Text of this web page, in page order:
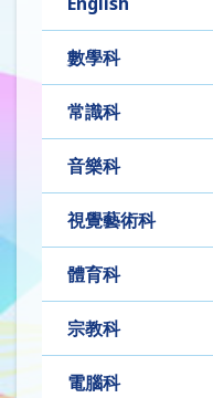
數學科
常識科
音樂科
視覺藝術科
體育科
宗教科
電腦科